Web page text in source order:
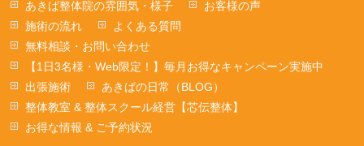
あきば整体院の雰囲気・様子
お客様の声
施術の流れ
よくある質問
無料相談・お問い合わせ
【1日3名様・Web限定！】毎月お得なキャンペーン実施中
出張施術
あきばの日常（BLOG）
整体教室 & 整体スクール経営【芯伝整体】
お得な情報 & ご予約状況